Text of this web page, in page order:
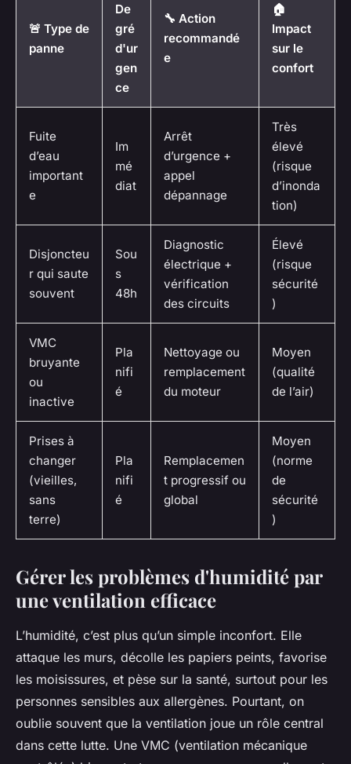
🚨 Type de
panne
De
gré
d'ur
gen
ce
🔧 Action
recommandé
e
🏠
Impact
sur le
confort
Fuite
d’eau
important
e
Im
mé
diat
Arrêt
d’urgence +
appel
dépannage
Très
élevé
(risque
d’inonda
tion)
Disjoncteu
r qui saute
souvent
Sou
s
48h
Diagnostic
électrique +
vérification
des circuits
Élevé
(risque
sécurité
)
VMC
bruyante
ou
inactive
Pla
nifi
é
Nettoyage ou
remplacement
du moteur
Moyen
(qualité
de l’air)
Prises à
changer
(vieilles,
sans
terre)
Pla
nifi
é
Remplacemen
t progressif ou
global
Moyen
(norme
de
sécurité
)
Gérer les problèmes d'humidité par
une ventilation efficace
L’humidité, c’est plus qu’un simple inconfort. Elle
attaque les murs, décolle les papiers peints, favorise
les moisissures, et pèse sur la santé, surtout pour les
personnes sensibles aux allergènes. Pourtant, on
oublie souvent que la ventilation joue un rôle central
dans cette lutte. Une VMC (ventilation mécanique